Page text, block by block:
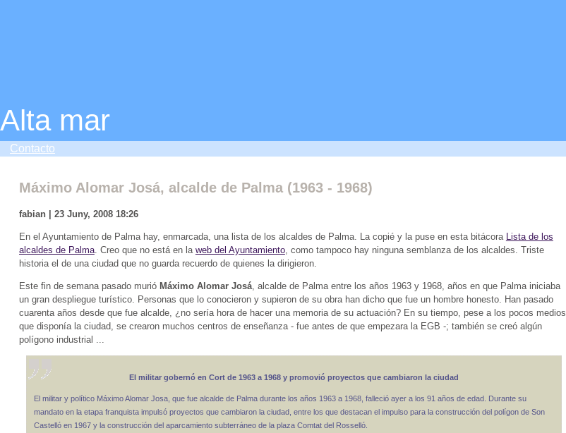
Alta mar
Contacto
Máximo Alomar Josá, alcalde de Palma (1963 - 1968)
fabian | 23 Juny, 2008 18:26
En el Ayuntamiento de Palma hay, enmarcada, una lista de los alcaldes de Palma. La copié y la puse en esta bitácora Lista de los
alcaldes de Palma. Creo que no está en la web del Ayuntamiento, como tampoco hay ninguna semblanza de los alcaldes. Triste
historia el de una ciudad que no guarda recuerdo de quienes la dirigieron.
Este fin de semana pasado murió Máximo Alomar Josá, alcalde de Palma entre los años 1963 y 1968, años en que Palma iniciaba
un gran despliegue turístico. Personas que lo conocieron y supieron de su obra han dicho que fue un hombre honesto. Han pasado
cuarenta años desde que fue alcalde, ¿no sería hora de hacer una memoria de su actuación? En su tiempo, pese a los pocos medios
que disponía la ciudad, se crearon muchos centros de enseñanza - fue antes de que empezara la EGB -; también se creó algún
polígono industrial ...
El militar gobernó en Cort de 1963 a 1968 y promovió proyectos que cambiaron la ciudad
El militar y político Máximo Alomar Josa, que fue alcalde de Palma durante los años 1963 a 1968, falleció ayer a los 91 años de edad. Durante su
mandato en la etapa franquista impulsó proyectos que cambiaron la ciudad, entre los que destacan el impulso para la construcción del polígon de Son
Castelló en 1967 y la construcción del aparcamiento subterráneo de la plaza Comtat del Rosselló.